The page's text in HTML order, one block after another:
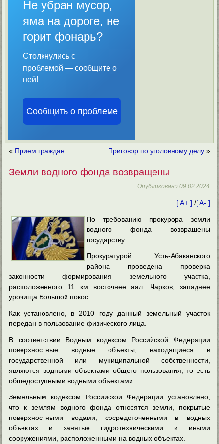
Не убран мусор,
яма на дороге, не
горит фонарь?
Столкнулись с
проблемой — сообщите о
ней!
Сообщить о проблеме
« Прием граждан Приговор по уголовному делу»
Земли водного фонда возвращены
Опубликовано 09.02.2024
[ A+ ] /[ A- ]
По требованию прокурора земли
водного фонда возвращены
государству.
Прокуратурой Усть-Абаканского
района проведена проверка
законности формирования земельного участка,
расположенного 11 км восточнее аал. Чарков, западнее
урочища Большой покос.
Как установлено, в 2010 году данный земельный участок
передан в пользование физического лица.
В соответствии Водным кодексом Российской Федерации
поверхностные водные объекты, находящиеся в
государственной или муниципальной собственности,
являются водными объектами общего пользования, то есть
общедоступными водными объектами.
Земельным кодексом Российской Федерации установлено,
что к землям водного фонда относятся земли, покрытые
поверхностными водами, сосредоточенными в водных
объектах и занятые гидротехническими и иными
сооружениями, расположенными на водных объектах.